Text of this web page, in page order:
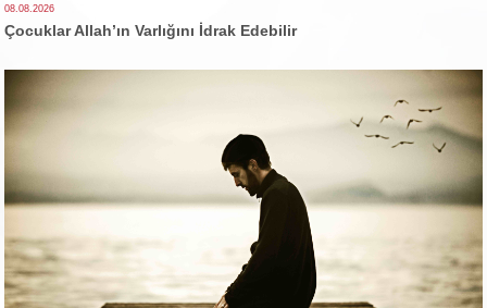
08.08.2026
Çocuklar Allah’ın Varlığını İdrak Edebilir